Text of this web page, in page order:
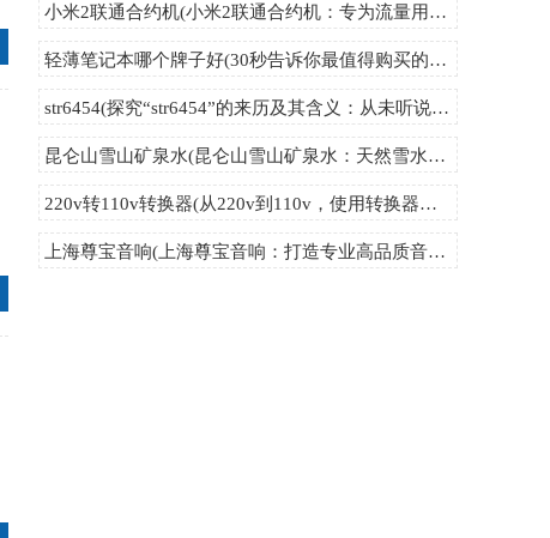
小米2联通合约机(小米2联通合约机：专为流量用户打造的极速畅享套餐)
轻薄笔记本哪个牌子好(30秒告诉你最值得购买的轻薄笔记本品牌)
str6454(探究“str6454”的来历及其含义：从未听说的神秘字符背后的故事)
昆仑山雪山矿泉水(昆仑山雪山矿泉水：天然雪水源，一滴纯净，健康滋养您的生活。)
220v转110v转换器(从220v到110v，使用转换器让电力更安全稳定)
上海尊宝音响(上海尊宝音响：打造专业高品质音响！)